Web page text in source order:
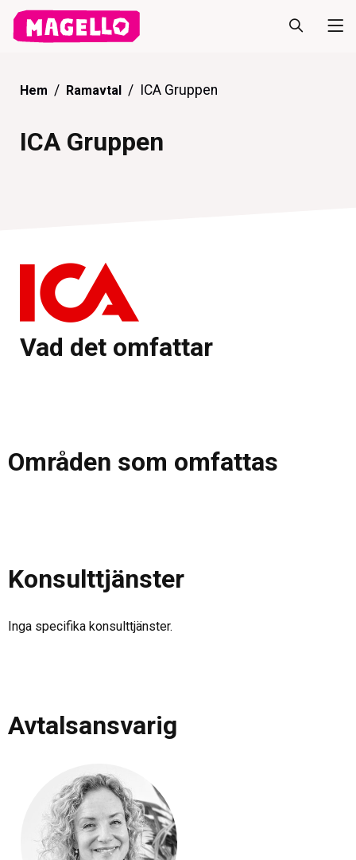
Hem Ramavtal ICA Gruppen
ICA Gruppen
Vad det omfattar
Områden som omfattas
Konsulttjänster
Inga specifika konsulttjänster.
Avtalsansvarig